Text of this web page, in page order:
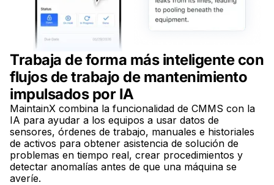
Trabaja de forma más inteligente con
flujos de trabajo de mantenimiento
impulsados por IA
MaintainX combina la funcionalidad de CMMS con la
IA para ayudar a los equipos a usar datos de
sensores, órdenes de trabajo, manuales e historiales
de activos para obtener asistencia de solución de
problemas en tiempo real, crear procedimientos y
detectar anomalías antes de que una máquina se
averíe.